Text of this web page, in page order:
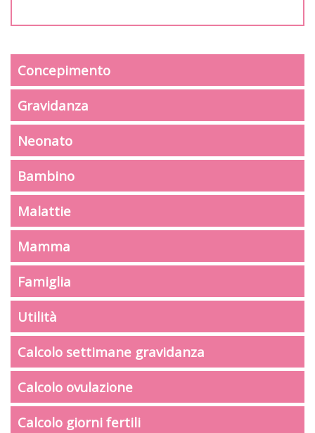
Concepimento
Gravidanza
Neonato
Bambino
Malattie
Mamma
Famiglia
Utilità
Calcolo settimane gravidanza
Calcolo ovulazione
Calcolo giorni fertili